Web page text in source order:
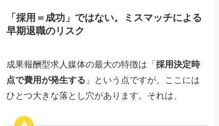
「採用＝成功」ではない。ミスマッチによる
早期退職のリスク
成果報酬型求人媒体の最大の特徴は「採用決定時
点で費用が発生する 」という点ですが、ここには
ひとつ大きな落とし穴があります。それは、